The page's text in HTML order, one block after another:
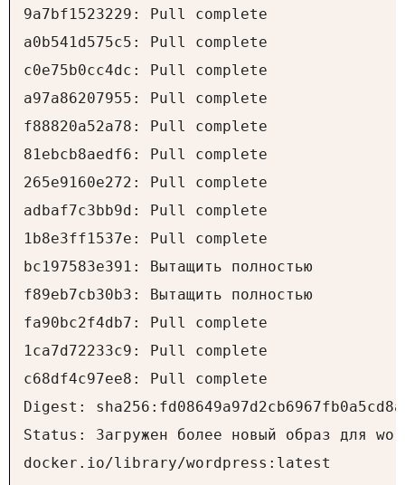
9a7bf1523229: Pull complete
a0b541d575c5: Pull complete
c0e75b0cc4dc: Pull complete
a97a86207955: Pull complete
f88820a52a78: Pull complete
81ebcb8aedf6: Pull complete
265e9160e272: Pull complete
adbaf7c3bb9d: Pull complete
1b8e3ff1537e: Pull complete
bc197583e391: Вытащить полностью
f89eb7cb30b3: Вытащить полностью
fa90bc2f4db7: Pull complete
1ca7d72233c9: Pull complete
c68df4c97ee8: Pull complete
Digest:
Status: Загружен более новый образ для
docker.io/library/wordpress:latest